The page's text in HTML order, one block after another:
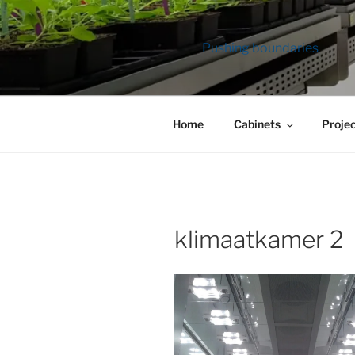
Ga
naar
de
Pushing boundaries
Home Cabinets
klimaatkamer 2